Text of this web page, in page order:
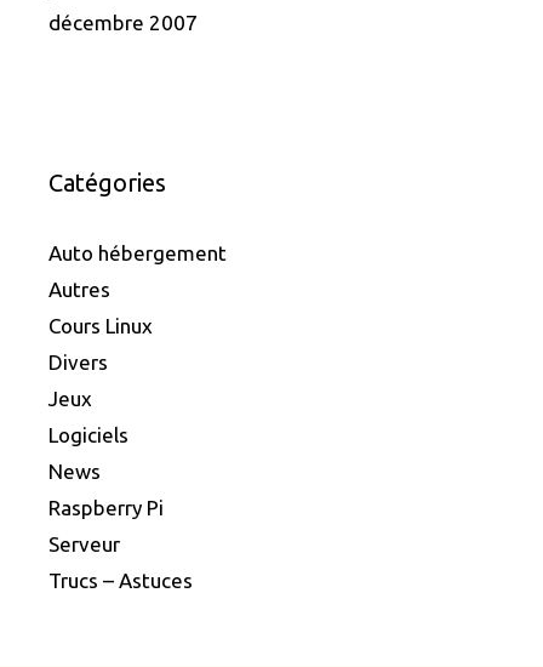
décembre 2007
Catégories
Auto hébergement
Autres
Cours Linux
Divers
Jeux
Logiciels
News
Raspberry Pi
Serveur
Trucs – Astuces